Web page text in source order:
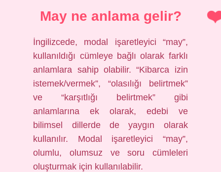
May ne anlama gelir?
İngilizcede, modal işaretleyici “may”,
kullanıldığı cümleye bağlı olarak farklı
anlamlara sahip olabilir. “Kibarca izin
istemek/vermek”, “olasılığı belirtmek”
ve “karşıtlığı belirtmek” gibi
anlamlarına ek olarak, edebi ve
bilimsel dillerde de yaygın olarak
kullanılır. Modal işaretleyici “may”,
olumlu, olumsuz ve soru cümleleri
oluşturmak için kullanılabilir.